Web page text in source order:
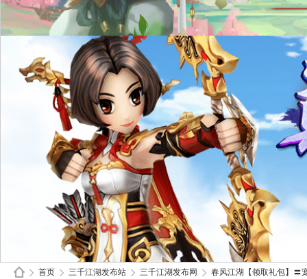
首页 三千江湖发布站 三千江湖发布网 春风江湖【领取礼包】〓